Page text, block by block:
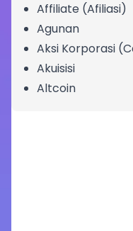
Affiliate (Afiliasi)
Agunan
Aksi Korporasi
Akuisisi
Altcoin